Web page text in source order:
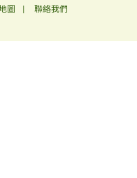
圖 聯絡我們